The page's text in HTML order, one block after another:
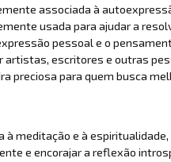
associada à
usada para ajudar a
pessoal e o
escritores e outras
preciosa para quem busca
meditação e à
e encorajar a reflexão